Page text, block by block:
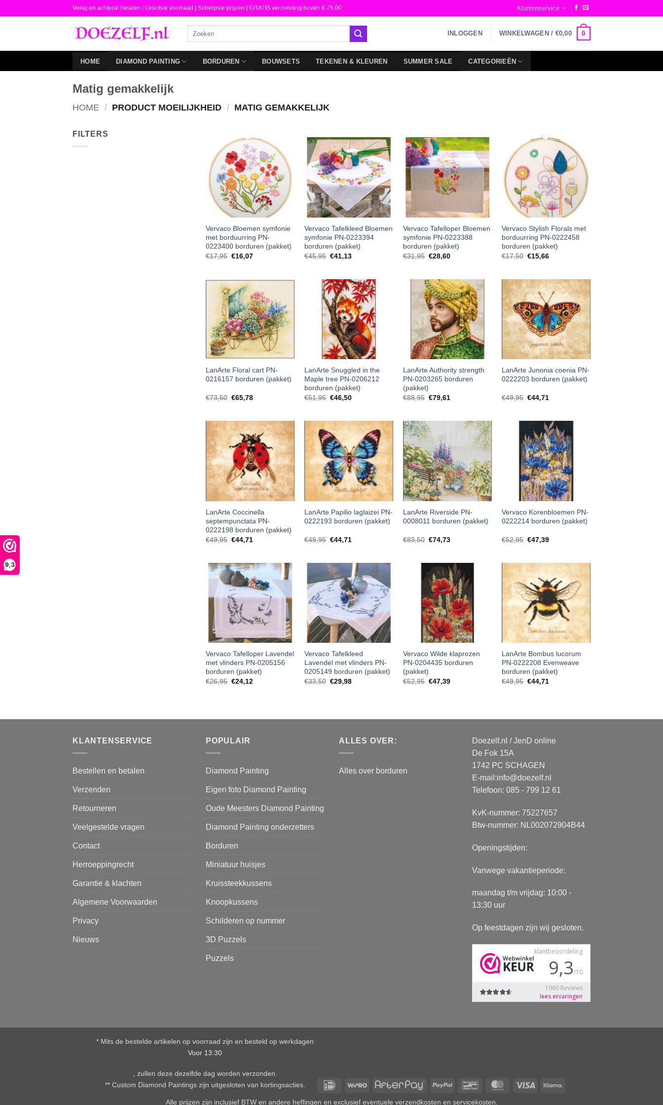
9,3
naar
Veilig en achteraf betalen | Grootste voorraad | Scherpste prijzen | GRATIS verzending boven € 75,00 Klantenservice
INLOGGEN WINKELWAGEN / €0,00 0
HOME DIAMOND PAINTING BORDUREN BOUWSETS TEKENEN & KLEUREN SUMMER SALE CATEGORIEËN
Matig gemakkelijk
HOME / PRODUCT MOEILIJKHEID / MATIG GEMAKKELIJK
FILTERS
Vervaco Bloemen symfonie
met borduurring PN-
0223400 borduren (pakket)
€17,95 €16,07
Vervaco Tafelkleed Bloemen
symfonie PN-0223394
borduren (pakket)
€45,95 €41,13
Vervaco Tafelloper Bloemen
symfonie PN-0223388
borduren (pakket)
€31,95 €28,60
Vervaco Stylish Florals met
borduurring PN-0222458
borduren (pakket)
€17,50 €15,66
LanArte Floral cart PN-
0216157 borduren (pakket)
€73,50 €65,78
LanArte Snuggled in the
Maple tree PN-0206212
borduren (pakket)
€51,95 €46,50
LanArte Authority strength
PN-0203265 borduren
(pakket)
€88,95 €79,61
LanArte Junonia coenia PN-
0222203 borduren (pakket)
€49,95 €44,71
LanArte Coccinella
septempunctata PN-
0222198 borduren (pakket)
€49,95 €44,71
LanArte Papilio laglaizei PN-
0222193 borduren (pakket)
€49,95 €44,71
LanArte Riverside PN-
0008011 borduren (pakket)
€83,50 €74,73
Vervaco Korenbloemen PN-
0222214 borduren (pakket)
€52,95 €47,39
Vervaco Tafelloper Lavendel
met vlinders PN-0205156
borduren (pakket)
€26,95 €24,12
Vervaco Tafelkleed
Lavendel met vlinders PN-
0205149 borduren (pakket)
€33,50 €29,98
Vervaco Wilde klaprozen
PN-0204435 borduren
(pakket)
€52,95 €47,39
LanArte Bombus lucorum
PN-0222208 Evenweave
borduren (pakket)
€49,95 €44,71
KLANTENSERVICE
Bestellen en betalen
Verzenden
Retourneren
Veelgestelde vragen
Contact
Herroeppingrecht
Garantie & klachten
Algemene Voorwaarden
Privacy
Nieuws
POPULAIR
Diamond Painting
Eigen foto Diamond Painting
Oude Meesters Diamond Painting
Diamond Painting onderzetters
Borduren
Miniatuur huisjes
Kruissteekkussens
Knoopkussens
Schilderen op nummer
3D Puzzels
Puzzels
ALLES OVER:
Alles over borduren
Doezelf.nl / JenD online
De Fok 15A
1742 PC SCHAGEN
E-mail:info@doezelf.nl
Telefoon: 085 - 799 12 61
KvK-nummer: 75227657
Btw-nummer: NL002072904B44
Openingstijden:
Vanwege vakantieperiode:
maandag t/m vrijdag: 10:00 -
13:30 uur
Op feestdagen zijn wij gesloten.
* Mits de bestelde artikelen op voorraad zijn en besteld op werkdagen
Voor 13:30
, zullen deze dezelfde dag worden verzonden.
** Custom Diamond Paintings zijn uitgesloten van kortingsacties.
IDeal Wero AfterPayPayPal BancontactMasterCard
Visa
Alle prijzen zijn inclusief BTW en andere heffingen en exclusief eventuele verzendkosten en servicekosten.